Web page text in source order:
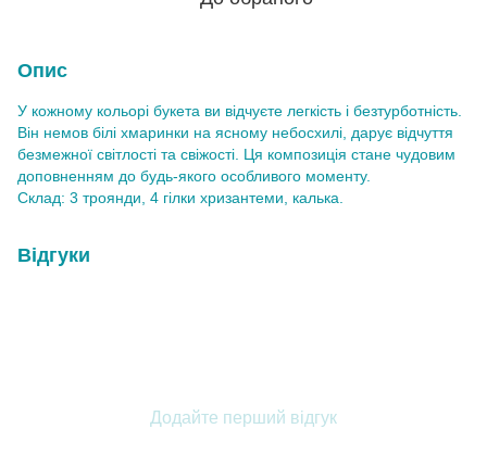
Опис
У кожному кольорі букета ви відчуєте легкість і безтурботність.
Він немов білі хмаринки на ясному небосхилі, дарує відчуття
безмежної світлості та свіжості. Ця композиція стане чудовим
доповненням до будь-якого особливого моменту.
Склад: 3 троянди, 4 гілки хризантеми, калька.
Відгуки
Додайте перший відгук